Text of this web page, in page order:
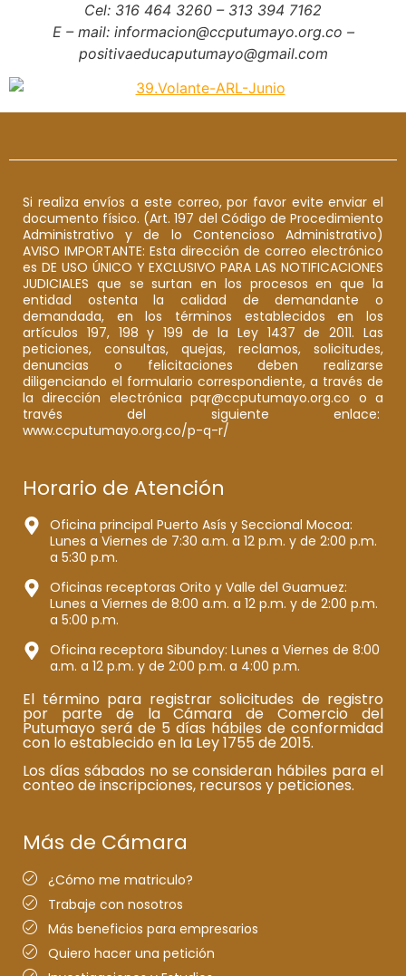
Cel: 316 464 3260 – 313 394 7162
E – mail: informacion@ccputumayo.org.co –
positivaeducaputumayo@gmail.com
Si realiza envíos a este correo, por favor evite enviar el
documento físico. (Art. 197 del Código de Procedimiento
Administrativo y de lo Contencioso Administrativo)
AVISO IMPORTANTE: Esta dirección de correo electrónico
es DE USO ÚNICO Y EXCLUSIVO PARA LAS NOTIFICACIONES
JUDICIALES que se surtan en los procesos en que la
entidad ostenta la calidad de demandante o
demandada, en los términos establecidos en los
artículos 197, 198 y 199 de la Ley 1437 de 2011. Las
peticiones, consultas, quejas, reclamos, solicitudes,
denuncias o felicitaciones deben realizarse
diligenciando el formulario correspondiente, a través de
la dirección electrónica pqr@ccputumayo.org.co o a
través del siguiente enlace:
www.ccputumayo.org.co/p-q-r/
Horario de Atención
Oficina principal Puerto Asís y Seccional Mocoa:
Lunes a Viernes de 7:30 a.m. a 12 p.m. y de 2:00 p.m.
a 5:30 p.m.
Oficinas receptoras Orito y Valle del Guamuez:
Lunes a Viernes de 8:00 a.m. a 12 p.m. y de 2:00 p.m.
a 5:00 p.m.
Oficina receptora Sibundoy: Lunes a Viernes de 8:00
a.m. a 12 p.m. y de 2:00 p.m. a 4:00 p.m.
El término para registrar solicitudes de registro
por parte de la Cámara de Comercio del
Putumayo será de 5 días hábiles de conformidad
con lo establecido en la Ley 1755 de 2015.
Los días sábados no se consideran hábiles para el
conteo de inscripciones, recursos y peticiones.
Más de Cámara
¿Cómo me matriculo?
Trabaje con nosotros
Más beneficios para empresarios
Quiero hacer una petición